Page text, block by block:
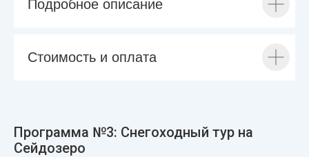
Подробное описание
Стоимость и оплата
Программа №3: Снегоходный тур на
Сейдозеро